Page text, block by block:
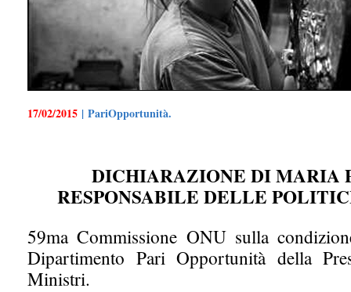
17/02/2015 | PariOpportunità.
DICHIARAZIONE DI MARIA
RESPONSABILE DELLE
59ma Commissione ONU sulla
Dipartimento Pari Opportunità della
Ministri.